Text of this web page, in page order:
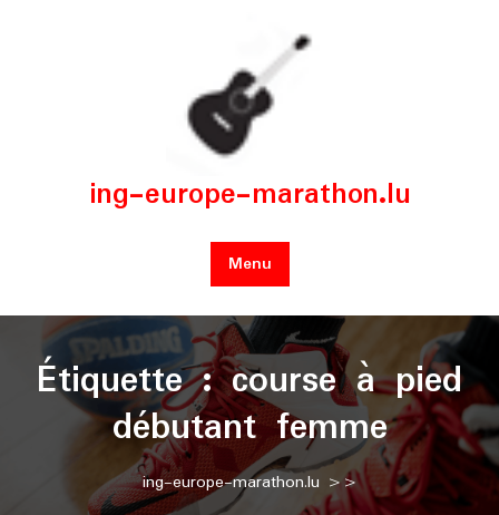
ing-europe-marathon.lu
Menu
Étiquette :course à pied
débutant femme
ing-europe-marathon.lu >>